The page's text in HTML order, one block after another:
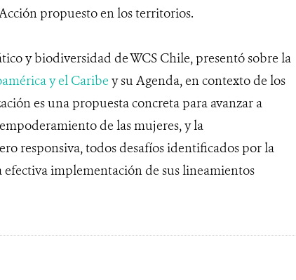
propuesto en los territorios.
y biodiversidad de WCS Chile, presentó sobre la
y el Caribe y su Agenda, en contexto de los
es una propuesta concreta para avanzar a
de las mujeres, y la
responsiva, todos desafíos identificados por la
implementación de sus lineamientos